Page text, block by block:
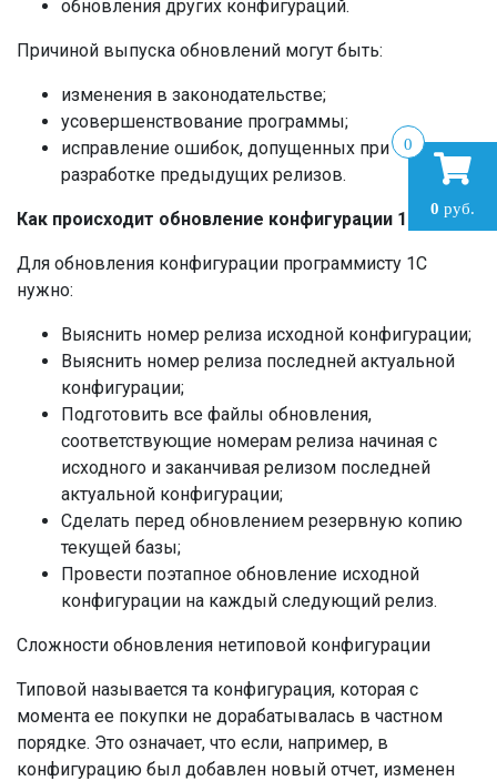
обновления других конфигураций.
Причиной выпуска обновлений могут быть:
изменения в законодательстве;
усовершенствование программы;
исправление ошибок, допущенных при
разработке предыдущих релизов.
Как происходит обновление конфигурации 1С
Для обновления конфигурации программисту 1С
нужно:
Выяснить номер релиза исходной конфигурации;
Выяснить номер релиза последней актуальной
конфигурации;
Подготовить все файлы обновления,
соответствующие номерам релиза начиная с
исходного и заканчивая релизом последней
актуальной конфигурации;
Сделать перед обновлением резервную копию
текущей базы;
Провести поэтапное обновление исходной
конфигурации на каждый следующий релиз.
Сложности обновления нетиповой конфигурации
Типовой называется та конфигурация, которая с
момента ее покупки не дорабатывалась в частном
порядке. Это означает, что если, например, в
конфигурацию был добавлен новый отчет, изменен
0
0 руб.